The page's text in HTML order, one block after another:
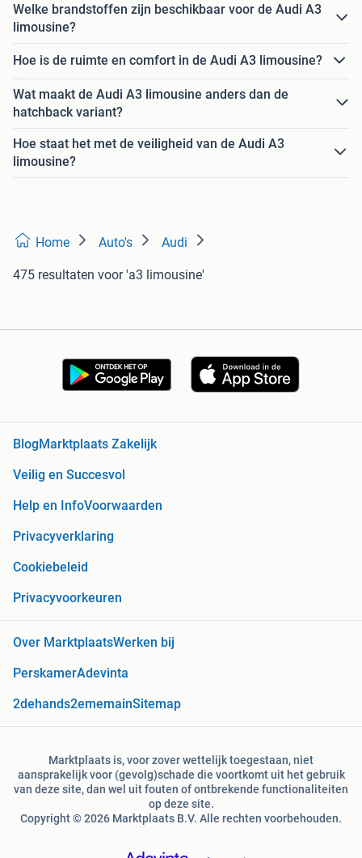
Welke brandstoffen zijn beschikbaar voor de Audi A3
limousine?
Hoe is de ruimte en comfort in de Audi A3 limousine?
Wat maakt de Audi A3 limousine anders dan de
hatchback variant?
Hoe staat het met de veiligheid van de Audi A3
limousine?
Home Auto's Audi
475 resultaten voor 'a3 limousine'
BlogMarktplaats Zakelijk
Veilig en Succesvol
Help en InfoVoorwaarden
Privacyverklaring
Cookiebeleid
Privacyvoorkeuren
Over MarktplaatsWerken bij
PerskamerAdevinta
2dehands2ememainSitemap
Marktplaats is, voor zover wettelijk toegestaan, niet
aansprakelijk voor (gevolg)schade die voortkomt uit het gebruik
van deze site, dan wel uit fouten of ontbrekende functionaliteiten
op deze site.
Copyright © 2026 Marktplaats B.V. Alle rechten voorbehouden.